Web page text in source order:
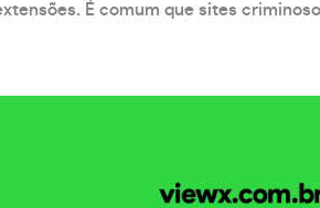
É comum que sites